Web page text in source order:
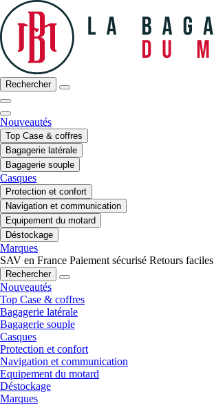
Rechercher
Nouveautés
Top Case & coffres
Bagagerie latérale
Bagagerie souple
Casques
Protection et confort
Navigation et communication
Equipement du motard
Déstockage
Marques
SAV en France Paiement sécurisé Retours faciles
Rechercher
Nouveautés
Top Case & coffres
Bagagerie latérale
Bagagerie souple
Casques
Protection et confort
Navigation et communication
Equipement du motard
Déstockage
Marques